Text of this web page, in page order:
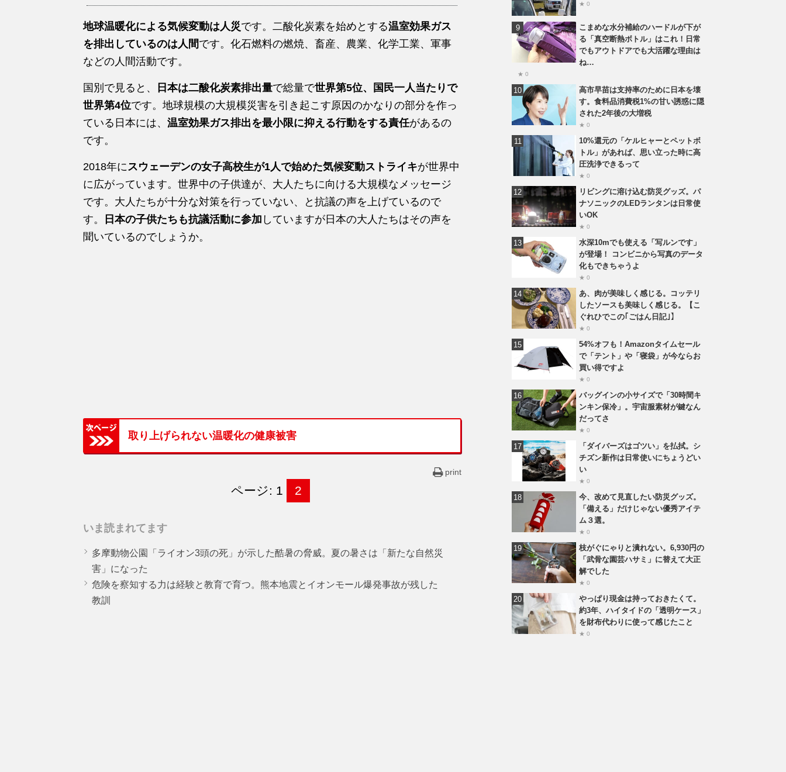
地球温暖化による気候変動は人災です。二酸化炭素を始めとする温室効果ガス
を排出しているのは人間です。化石燃料の燃焼、畜産、農業、化学工業、軍事
などの人間活動です。
国別で見ると、 日本は二酸化炭素排出量で総量で世界第5位、国民一人当たりで
世界第4位です。地球規模の大規模災害を引き起こす原因のかなりの部分を作っ
ている日本には、 温室効果ガス排出を最小限に抑える行動をする責任があるの
です。
2018年に スウェーデンの女子高校生が1人で始めた気候変動ストライキが世界中
に広がっています。世界中の子供達が、大人たちに向ける大規模なメッセージ
です。大人たちが十分な対策を行っていない、と抗議の声を上げているので
す。
日本の子供たちも抗議活動に参加 していますが日本の大人たちはその声を
聞いているのでしょうか。
取り上げられない温暖化の健康被害
print
ページ: 1 2
いま読まれてます
多摩動物公園「ライオン3頭の死」が示した酷暑の脅威。夏の暑さは「新たな自然災
害」になった
危険を察知する力は経験と教育で育つ。熊本地震とイオンモール爆発事故が残した
教訓
★ 0
こまめな水分補給のハードルが下が
る「真空断熱ボトル」はこれ！日常
でもアウトドアでも大活躍な理由は
ね…
★ 0
高市早苗は支持率のために日本を壊
す。食料品消費税1%の甘い誘惑に隠
された2年後の大増税
★ 0
10%還元の「ケルヒャーとペットボ
トル」があれば、思い立った時に高
圧洗浄できるって
★ 0
リビングに溶け込む防災グッズ。パ
ナソニックのLEDランタンは日常使
いOK
★ 0
水深10mでも使える「写ルンです」
が登場！ コンビニから写真のデータ
化もできちゃうよ
★ 0
あ、肉が美味しく感じる。コッテリ
したソースも美味しく感じる。【こ
ぐれひでこの｢ごはん日記｣】
★ 0
54%オフも！Amazonタイムセール
で「テント」や「寝袋」が今ならお
買い得ですよ
★ 0
バッグインの小サイズで「30時間キ
ンキン保冷」。宇宙服素材が鍵なん
だってさ
★ 0
「ダイバーズはゴツい」を払拭。シ
チズン新作は日常使いにちょうどい
い
★ 0
今、改めて見直したい防災グッズ。
「備える」だけじゃない優秀アイテ
ム３選。
★ 0
枝がぐにゃりと潰れない。6,930円の
「武骨な園芸ハサミ」に替えて大正
解でした
★ 0
やっぱり現金は持っておきたくて。
約3年、ハイタイドの「透明ケース」
を財布代わりに使って感じたこと
★ 0